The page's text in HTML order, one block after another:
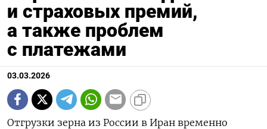
и страховых премий,
а также ​проблем
с платежами
03.03.2026
Отгрузки зерна из России в Иран временно